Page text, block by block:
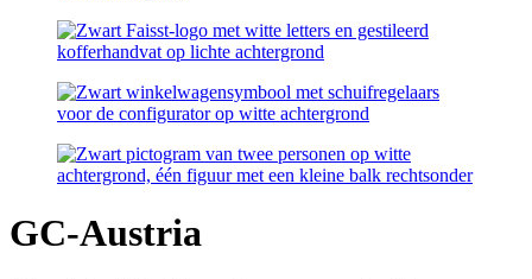
GC-Austria